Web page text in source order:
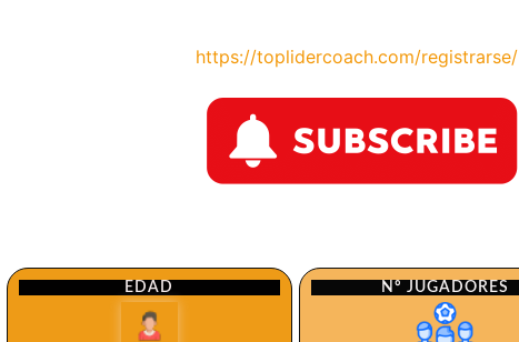
https://toplidercoach.com/registrarse/
EDAD Nº JUGADORES